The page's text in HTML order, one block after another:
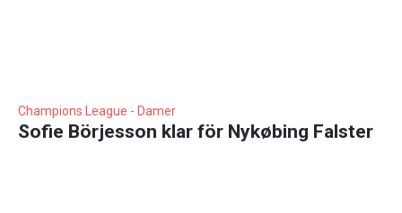
Champions League - Damer
Sofie Börjesson klar för Nykøbing Falster